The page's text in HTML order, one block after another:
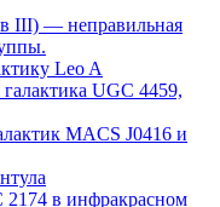
Leo A
UGC 4459,
MACS J0416 и
2174 в инфракрасном